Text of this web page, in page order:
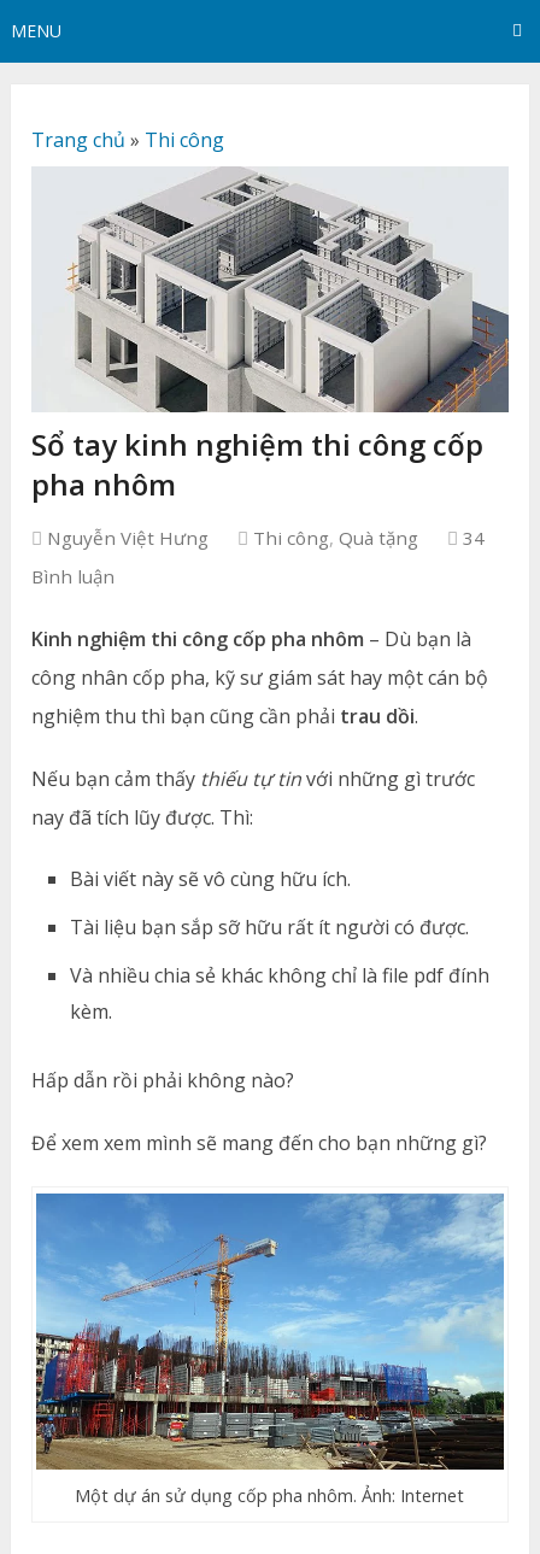
MENU
Trang chủ » Thi công
Sổ tay kinh nghiệm thi công cốp
pha nhôm
Nguyễn Việt Hưng Thi công,Quà tặng
34
Bình luận
Kinh nghiệm thi công cốp pha nhôm – Dù bạn là
công nhân cốp pha, kỹ sư giám sát hay một cán bộ
nghiệm thu thì bạn cũng cần phải trau dồi.
Nếu bạn cảm thấy thiếu tự tinvới những gì trước
nay đã tích lũy được. Thì:
Bài viết này sẽ vô cùng hữu ích.
Tài liệu bạn sắp sỡ hữu rất ít người có được.
Và nhiều chia sẻ khác không chỉ là file pdf đính
kèm.
Hấp dẫn rồi phải không nào?
Để xem xem mình sẽ mang đến cho bạn những gì?
Một dự án sử dụng cốp pha nhôm. Ảnh: Internet